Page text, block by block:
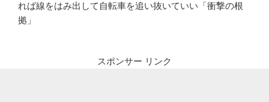
れば線をはみ出して自転車を追い抜いていい「衝撃の根
拠」
スポンサー リンク